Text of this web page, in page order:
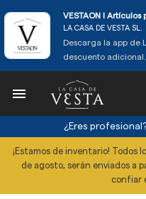
VESTAON l
LA CASA DE VESTA SL.
Descarga la app de
descuento adicional.

¿Eres
¡Estamos de inventario! Todos
de agosto, serán enviados a
confiar